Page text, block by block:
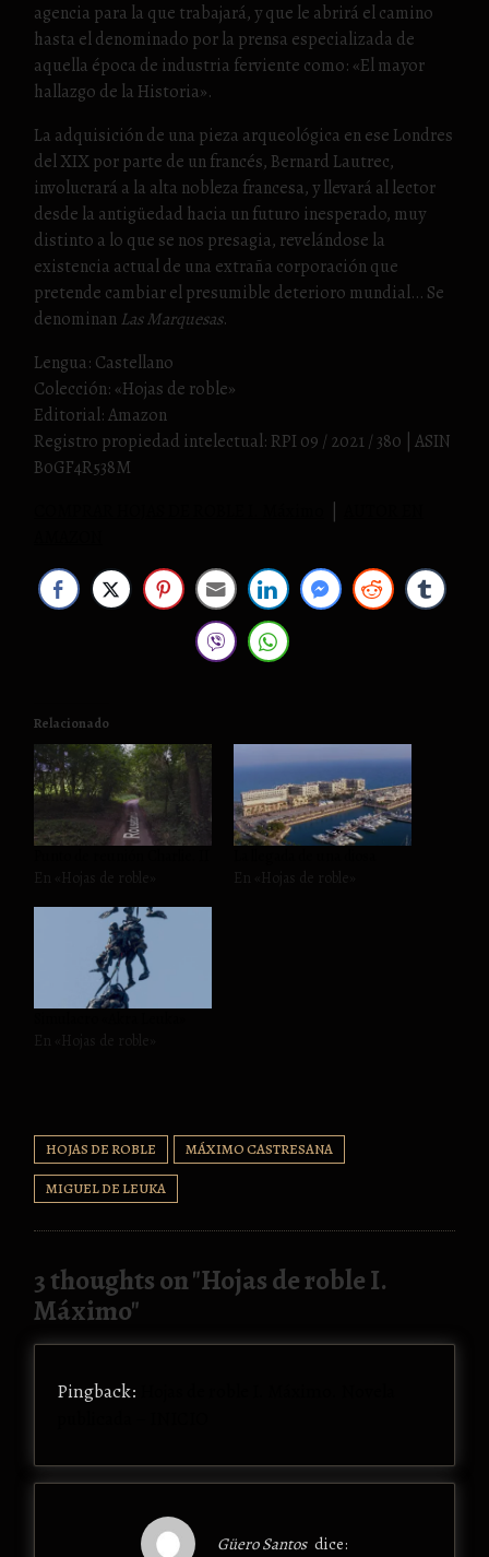
agencia para la que trabajará, y que le abrirá el camino
hasta el denominado por la prensa especializada de
aquella época de industria ferviente como: «El mayor
hallazgo de la Historia».
La adquisición de una pieza arqueológica en ese Londres
del XIX por parte de un francés, Bernard Lautrec,
involucrará a la alta nobleza francesa, y llevará al lector
desde la antigüedad hacia un futuro inesperado, muy
distinto a lo que se nos presagia, revelándose la
existencia actual de una extraña corporación que
pretende cambiar el presumible deterioro mundial… Se
denominanLas Marquesas.
Lengua: Castellano
Colección: «Hojas de roble»
Editorial: Amazon
Registro propiedad intelectual: RPI 09 / 2021 / 380 | ASIN
‎B0GF4R538M
Relacionado
HOJAS DE ROBLE MÁXIMO CASTRESANA
MIGUEL DE LEUKA
3 thoughts on "Hojas de roble I.
Máximo"
Pingback:
Güero Santos dice: